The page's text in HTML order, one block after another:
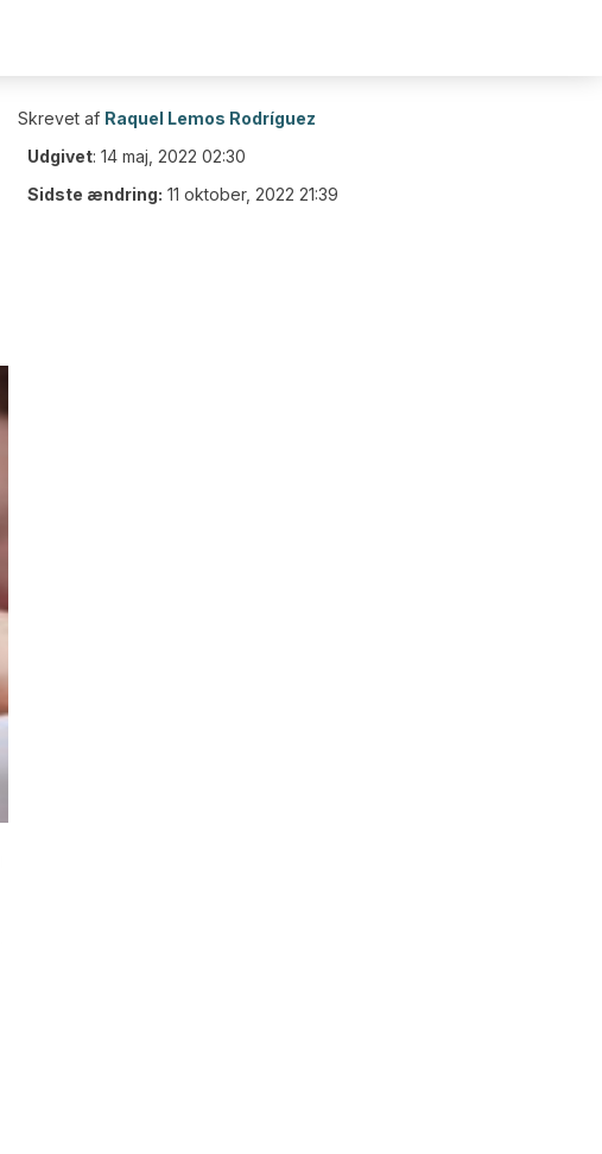
Skrevet af Raquel Lemos Rodríguez
Udgivet: 14 maj, 2022 02:30
Sidste ændring: 11 oktober, 2022 21:39